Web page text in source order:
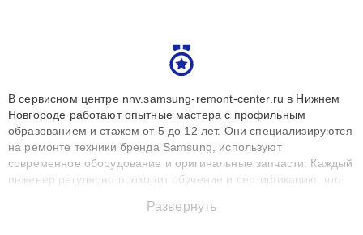
В сервисном центре nnv.samsung-remont-center.ru в Нижнем
Новгороде работают опытные мастера с профильным
образованием и стажем от 5 до 12 лет. Они специализируются
на ремонте техники бренда Samsung, используют
современное оборудование и оригинальные запчасти. Каждый
инженер регулярно проходит обучение и сертификацию, что
восстанавливать технику с сохранением гарантии до 3 лет.
Развернуть